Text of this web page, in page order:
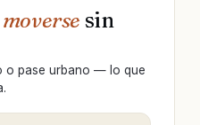
moverse sin
o pase urbano — lo que